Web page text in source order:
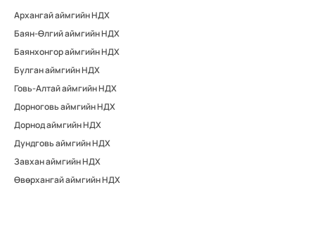
Архангай аймгийн НДХ
Баян-Өлгий аймгийн НДХ
Баянхонгор аймгийн НДХ
Булган аймгийн НДХ
Говь-Алтай аймгийн НДХ
Дорноговь аймгийн НДХ
Дорнод аймгийн НДХ
Дундговь аймгийн НДХ
Завхан аймгийн НДХ
Өвөрхангай аймгийн НДХ